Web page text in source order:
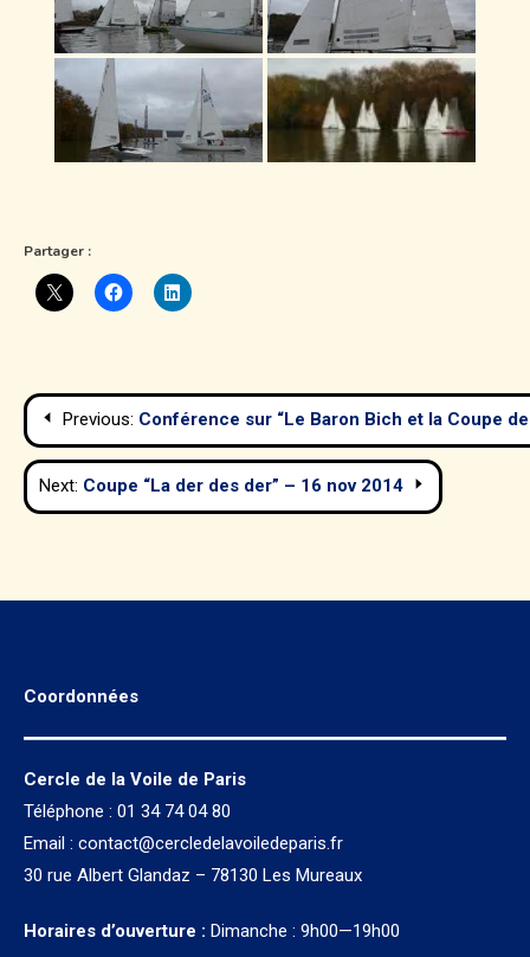
Partager :
Navigation
de
l’article
Previous: Conférence sur “Le Baron Bich et la Coupe de
Next: Coupe “La der des der” – 16 nov 2014
Coordonnées
Cercle de la Voile de Paris
Téléphone : 01 34 74 04 80
Email : contact@cercledelavoiledeparis.fr
30 rue Albert Glandaz – 78130 Les Mureaux
Horaires d’ouverture : Dimanche : 9h00—19h00